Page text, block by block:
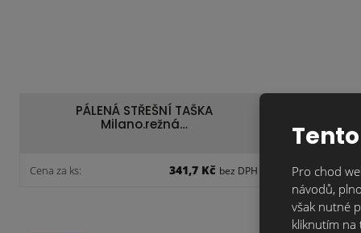
PÁLENÁ STŘEŠNÍ TAŠKA
Milano.režná…
Cena za ks: 341,7 Kč bez DPH Cena za ks:
Pro chod
návodů,
však nutné
kliknutím na